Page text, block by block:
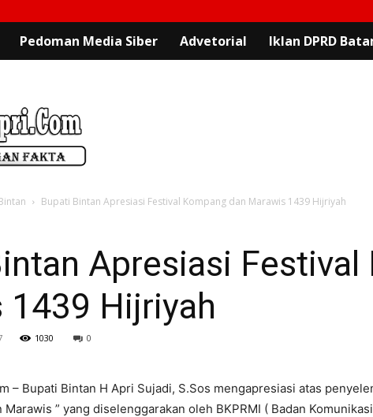
Pedoman Media Siber Advetorial Iklan DPRD
Bupati Bintan Apresiasi Festival Kompang dan Marawis 1439 Hijriyah
Apresiasi Festival
1439 Hijriyah
1030 0
– Bupati Bintan H Apri Sujadi, S.Sos mengapresiasi atas
Marawis ” yang diselenggarakan oleh BKPRMI ( Badan